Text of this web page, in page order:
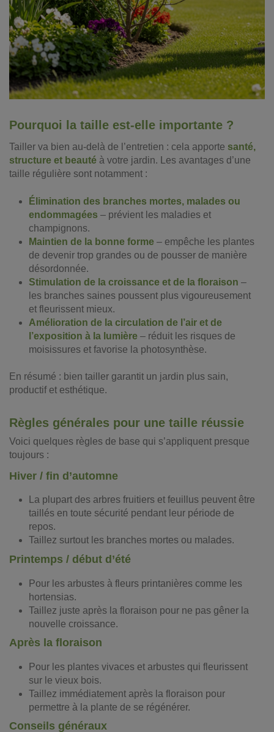
Pourquoi la taille est-elle importante ?
Tailler va bien au-delà de l’entretien : cela apporte santé,
structure et beauté à votre jardin. Les avantages d’une
taille régulière sont notamment :
Élimination des branches mortes, malades ou
endommagées – prévient les maladies et
champignons.
Maintien de la bonne forme – empêche les plantes
de devenir trop grandes ou de pousser de manière
désordonnée.
Stimulation de la croissance et de la floraison –
les branches saines poussent plus vigoureusement
et fleurissent mieux.
Amélioration de la circulation de l’air et de
l’exposition à la lumière – réduit les risques de
moisissures et favorise la photosynthèse.
En résumé : bien tailler garantit un jardin plus sain,
productif et esthétique.
Règles générales pour une taille réussie
Voici quelques règles de base qui s’appliquent presque
toujours :
Hiver / fin d’automne
La plupart des arbres fruitiers et feuillus peuvent être
taillés en toute sécurité pendant leur période de
repos.
Taillez surtout les branches mortes ou malades.
Printemps / début d’été
Pour les arbustes à fleurs printanières comme les
hortensias.
Taillez juste après la floraison pour ne pas gêner la
nouvelle croissance.
Après la floraison
Pour les plantes vivaces et arbustes qui fleurissent
sur le vieux bois.
Taillez immédiatement après la floraison pour
permettre à la plante de se régénérer.
Conseils généraux